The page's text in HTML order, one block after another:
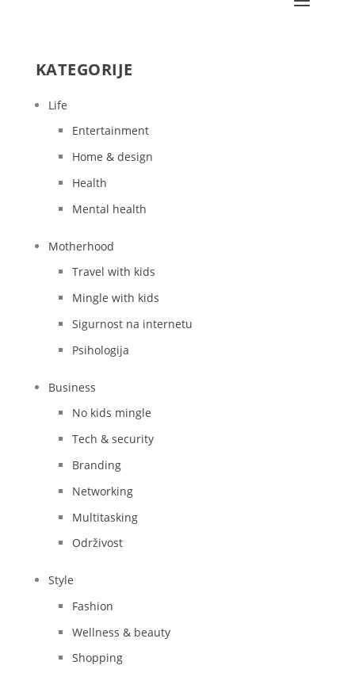
KATEGORIJE
Life
Entertainment
Home & design
Health
Mental health
Motherhood
Travel with kids
Mingle with kids
Sigurnost na internetu
Psihologija
Business
No kids mingle
Tech & security
Branding
Networking
Multitasking
Održivost
Style
Fashion
Wellness & beauty
Shopping